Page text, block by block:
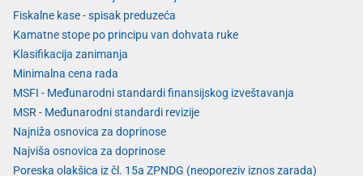
Fiskalne kase - spisak preduzeća
Kamatne stope po principu van dohvata ruke
Klasifikacija zanimanja
Minimalna cena rada
MSFI - Međunarodni standardi finansijskog izveštavanja
MSR - Međunarodni standardi revizije
Najniža osnovica za doprinose
Najviša osnovica za doprinose
Poreska olakšica iz čl. 15a ZPNDG (neoporeziv iznos zarada)